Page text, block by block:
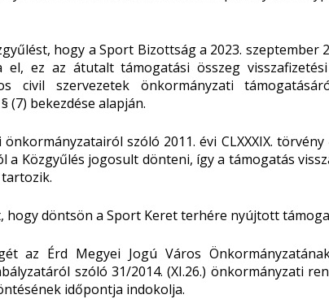
hogy a Sport Bizottság a 2023. szeptember
el, ez az átutalt támogatási összeg
civil szervezetek önkormányzati
(7) bekezdése alapján.
szóló 2011. évi CLXXXIX.
a Közgyűlés jogosult dönteni, így a támogatás
hogy döntsön a Sport Keret terhére nyújtott
az Érd Megyei Jogú Város
szóló 31/2014. (XI.26.) önkormányzati
időpontja indokolja.